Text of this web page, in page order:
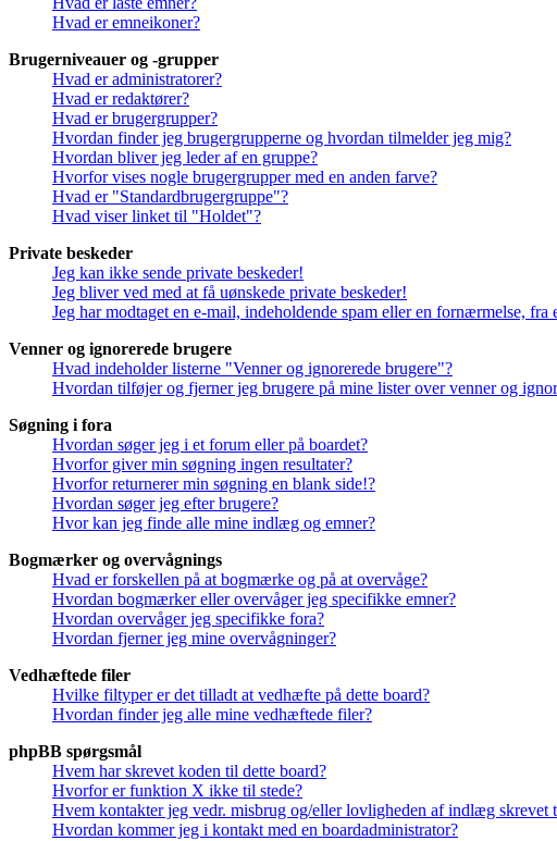
Hvad er emneikoner?
Brugerniveauer og -grupper
Hvad er administratorer?
Hvad er redaktører?
Hvad er brugergrupper?
Hvordan finder jeg brugergrupperne og hvordan tilmelder jeg mig?
Hvordan bliver jeg leder af en gruppe?
Hvorfor vises nogle brugergrupper med en anden farve?
Hvad er "Standardbrugergruppe"?
Hvad viser linket til "Holdet"?
Private beskeder
Jeg kan ikke sende private beskeder!
Jeg bliver ved med at få uønskede private beskeder!
Jeg har modtaget en e-mail, indeholdende spam eller en fornærmelse, fra
Venner og ignorerede brugere
Hvad indeholder listerne "Venner og ignorerede brugere"?
Hvordan tilføjer og fjerner jeg brugere på mine lister over venner og
Søgning i fora
Hvordan søger jeg i et forum eller på boardet?
Hvorfor giver min søgning ingen resultater?
Hvorfor returnerer min søgning en blank side!?
Hvordan søger jeg efter brugere?
Hvor kan jeg finde alle mine indlæg og emner?
Bogmærker og overvågnings
Hvad er forskellen på at bogmærke og på at overvåge?
Hvordan bogmærker eller overvåger jeg specifikke emner?
Hvordan overvåger jeg specifikke fora?
Hvordan fjerner jeg mine overvågninger?
Vedhæftede filer
Hvilke filtyper er det tilladt at vedhæfte på dette board?
Hvordan finder jeg alle mine vedhæftede filer?
phpBB spørgsmål
Hvem har skrevet koden til dette board?
Hvorfor er funktion X ikke til stede?
Hvem kontakter jeg vedr. misbrug og/eller lovligheden af indlæg skrevet
Hvordan kommer jeg i kontakt med en boardadministrator?